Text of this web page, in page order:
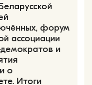
форум
ассоциации
и
о
Итоги